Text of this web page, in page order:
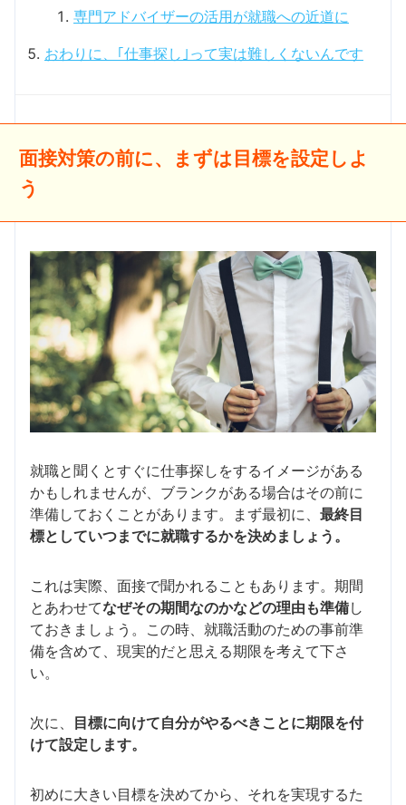
専門アドバイザーの活用が就職への近道に
おわりに、｢仕事探し｣って実は難しくないんです
面接対策の前に、まずは目標を設定しよ
う
就職と聞くとすぐに仕事探しをするイメージがある
かもしれませんが、ブランクがある場合はその前に
準備しておくことがあります。まず最初に、 最終目
標としていつまでに就職するかを決めましょう。
これは実際、面接で聞かれることもあります。期間
とあわせてなぜその期間なのかなどの理由も準備し
ておきましょう。この時、就職活動のための事前準
備を含めて、現実的だと思える期限を考えて下さ
い。
次に、
目標に向けて自分がやるべきことに期限を付
けて設定します。
初めに大きい目標を決めてから、それを実現するた